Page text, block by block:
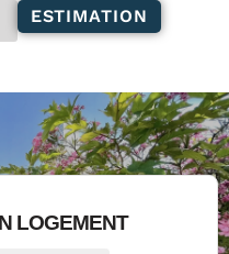
ESTIMATION
LOGEMENT